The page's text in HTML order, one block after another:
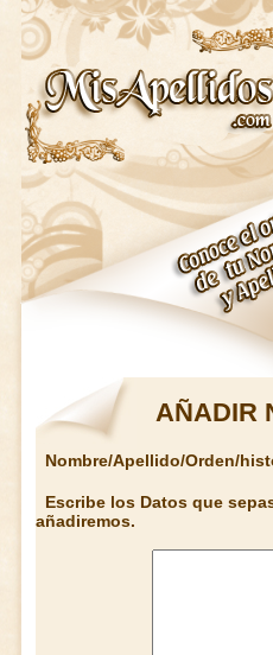
AÑADIR
Nombre/Apellido/Orden/
Escribe los Datos que
añadiremos.